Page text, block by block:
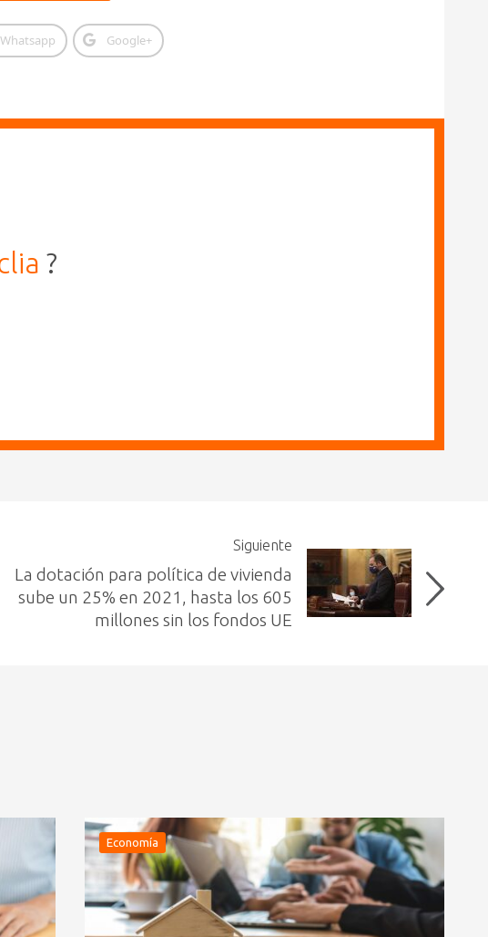
Whatsapp Google+
?
Siguiente
La dotación para política de vivienda
sube un 25% en 2021, hasta los 605
millones sin los fondos UE
Economía